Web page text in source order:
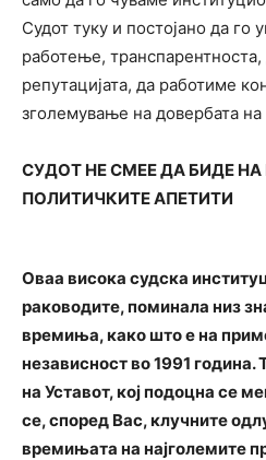
Судот туку и постојано да го
работење, транспарентноста,
репутацијата, да работиме
зголемување на довербата на
СУДОТ НЕ СМЕЕ ДА БИДЕ
ПОЛИТИЧКИТЕ АПЕТИТИ
Оваа висока судска
раководите, поминала низ
времиња, како што е на
независност во 1991
на Уставот, кој подоцна се
се, според Вас, клучните
времињата на најголемите